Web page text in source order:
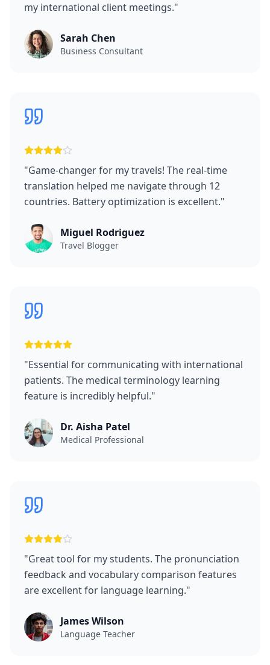
my international client meetings."
Sarah Chen
Business Consultant
"Game-changer for my travels! The real-time
translation helped me navigate through 12
countries. Battery optimization is excellent."
Miguel Rodriguez
Travel Blogger
"Essential for communicating with international
patients. The medical terminology learning
feature is incredibly helpful."
Dr. Aisha Patel
Medical Professional
"Great tool for my students. The pronunciation
feedback and vocabulary comparison features
are excellent for language learning."
James Wilson
Language Teacher